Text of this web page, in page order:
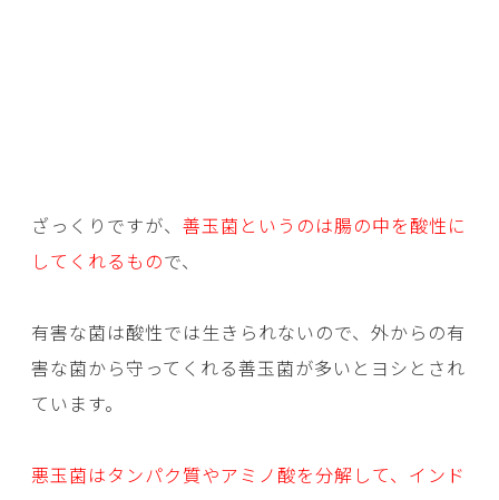
ざっくりですが、 善玉菌というのは腸の中を酸性に
してくれるもので、
有害な菌は酸性では生きられないので、外からの有
害な菌から守ってくれる善玉菌が多いとヨシとされ
ています。
悪玉菌はタンパク質やアミノ酸を分解して、インド